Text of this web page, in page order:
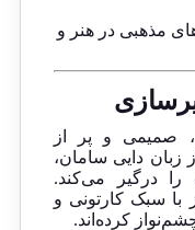
مذهبی در هنر و
صمیمی و پر از
زبان دایی سامان،
درگیر می‌کند.
با سبک کارتونی و
کرده‌اند.